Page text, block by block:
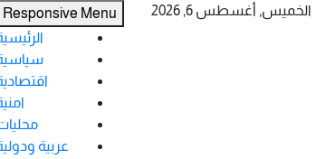
الخميس, أغسطس 6, 2026
Responsive Menu
عربية